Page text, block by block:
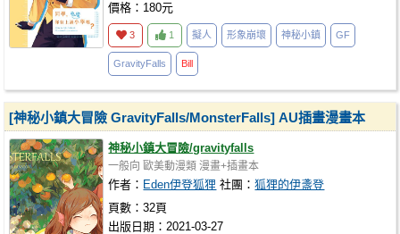
價格：180元
3 1 擬人 形象崩壞 神秘小鎮 GF
GravityFalls Bill
[神秘小鎮大冒險 GravityFalls/MonsterFalls] AU插畫漫畫本
神秘小鎮大冒險/gravityfalls
一般向 歐美動漫類 漫畫+插畫本
作者： Eden伊登狐狸 社團：狐狸的伊盞登
頁數：32頁
出版日期：2021-03-27